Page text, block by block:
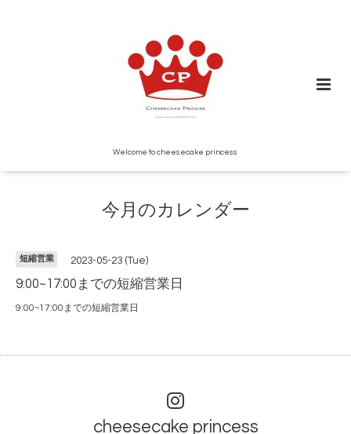
Welcome to cheesecake princess
今月のカレンダー
短縮営業 2023-05-23 (Tue)
9:00~17:00までの短縮営業日
9:00~17:00までの短縮営業日
cheesecake princess